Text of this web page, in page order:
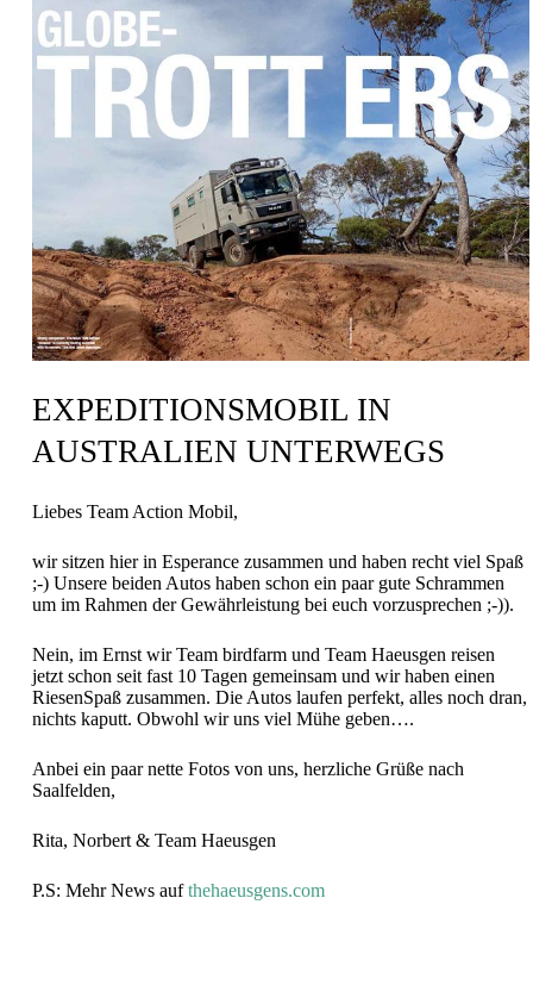
EXPEDITIONSMOBIL IN
AUSTRALIEN UNTERWEGS
Liebes Team Action Mobil,
wir sitzen hier in Esperance zusammen und haben recht viel Spaß
;-) Unsere beiden Autos haben schon ein paar gute Schrammen
um im Rahmen der Gewährleistung bei euch vorzusprechen ;-)).
Nein, im Ernst wir Team birdfarm und Team Haeusgen reisen
jetzt schon seit fast 10 Tagen gemeinsam und wir haben einen
RiesenSpaß zusammen. Die Autos laufen perfekt, alles noch dran,
nichts kaputt. Obwohl wir uns viel Mühe geben….
Anbei ein paar nette Fotos von uns, herzliche Grüße nach
Saalfelden,
Rita, Norbert & Team Haeusgen
P.S: Mehr News aufthehaeusgens.com